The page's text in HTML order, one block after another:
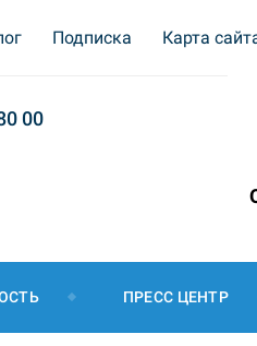
Подписка Карта
00
ПРЕСС ЦЕНТР